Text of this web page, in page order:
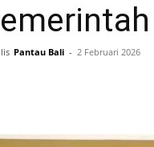
Pantau Bali - 2 Februari 2026